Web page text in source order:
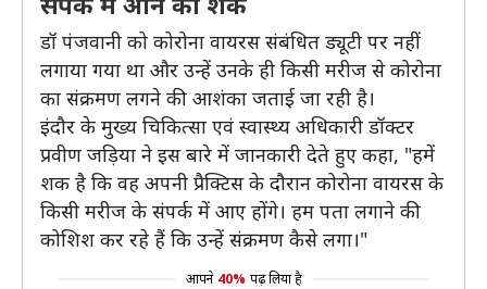
डॉ पंजवानी को कोरोना वायरस संबंधित ड्यूटी पर नहीं
लगाया गया था और उन्हें उनके ही किसी मरीज से कोरोना
का संक्रमण लगने की आशंका जताई जा रही है।
इंदौर के मुख्य चिकित्सा एवं स्वास्थ्य अधिकारी डॉक्टर
प्रवीण जड़िया ने इस बारे में जानकारी देते हुए कहा, "हमें
शक है कि वह अपनी प्रैक्टिस के दौरान कोरोना वायरस के
किसी मरीज के संपर्क में आए होंगे। हम पता लगाने की
कोशिश कर रहे हैं कि उन्हें संक्रमण कैसे लगा।"
आपने 40% पढ़ लिया है